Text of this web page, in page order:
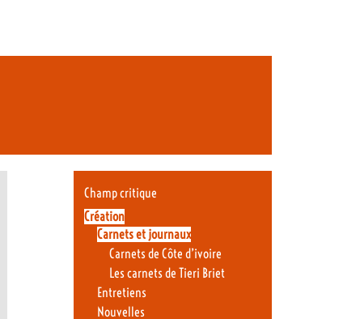
Champ critique
Création
Carnets et journaux
Carnets de Côte d’ivoire
Les carnets de Tieri Briet
Entretiens
Nouvelles